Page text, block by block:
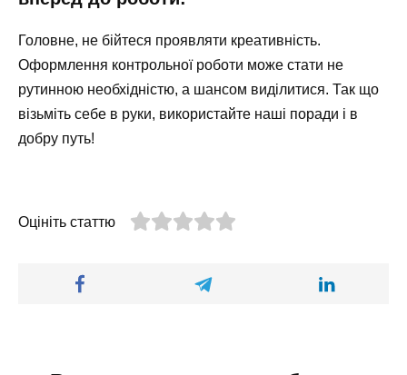
Головне, не бійтеся проявляти креативність.
Оформлення контрольної роботи може стати не
рутинною необхідністю, а шансом виділитися. Так що
візьміть себе в руки, використайте наші поради і в
добру путь!
Оцініть статтю